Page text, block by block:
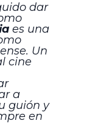
dar
es una
Un
cine
a
guión y
en